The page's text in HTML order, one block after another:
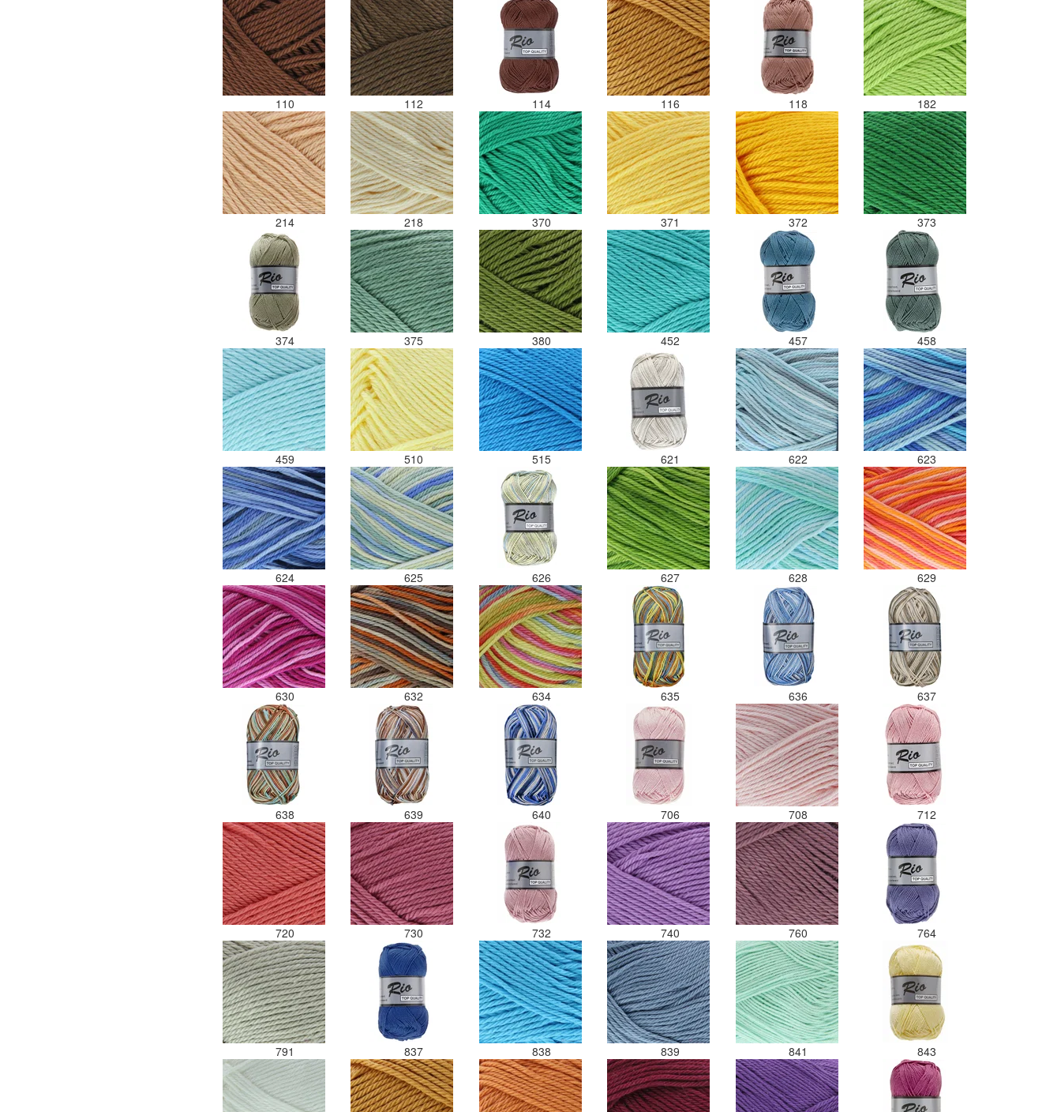
110 112 114 116 118 182
214 218 370 371 372 373
374 375 380 452 457 458
459 510 515 621 622 623
624 625 626 627 628 629
630 632 634 635 636 637
638 639 640 706 708 712
720 730 732 740 760 764
791 837 838 839 841 843